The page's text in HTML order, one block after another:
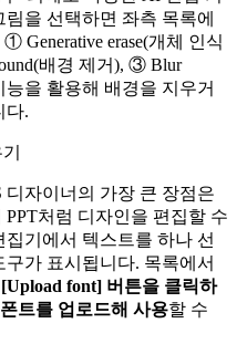
을 선택하면 좌측 목록에
① Generative erase(개체 인식
배경 제거), ③ Blur
능을 활용해 배경을 지우거
다.
디자이너의 가장 큰 장점은
처럼 디자인을 편집할 수
기에서 텍스트를 하나 선
가 표시됩니다. 목록에서
font] 버튼을 클릭하
트를 업로드해 사용할 수